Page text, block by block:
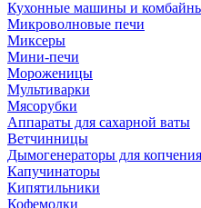
Кухонные машины и
Микроволновые печи
Миксеры
Мини-печи
Мороженицы
Мультиварки
Мясорубки
Аппараты для сахарной ваты
Ветчинницы
Дымогенераторы для копчения
Капучинаторы
Кипятильники
Кофемолки